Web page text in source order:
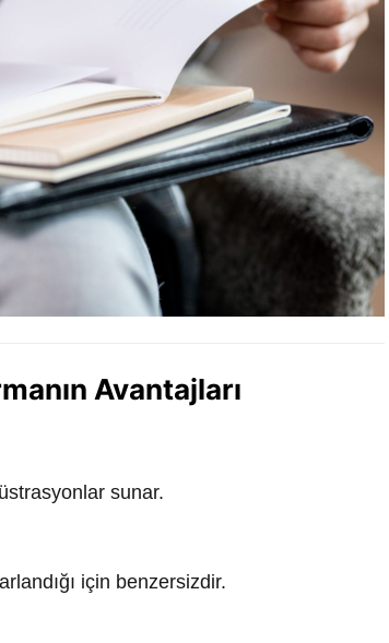
Avantajları
sunar.
için benzersizdir.